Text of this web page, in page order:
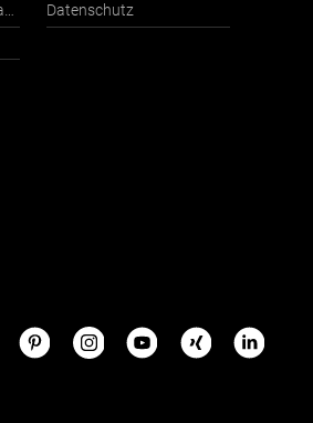
Ansprechpartner International
Datenschutz